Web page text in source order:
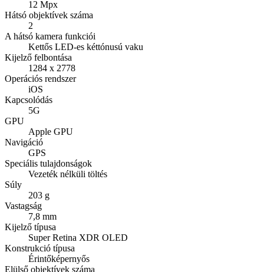
12 Mpx
Hátsó objektívek száma
2
A hátsó kamera funkciói
Kettős LED-es kéttónusú vaku
Kijelző felbontása
1284 x 2778
Operációs rendszer
iOS
Kapcsolódás
5G
GPU
Apple GPU
Navigáció
GPS
Speciális tulajdonságok
Vezeték nélküli töltés
Súly
203 g
Vastagság
7,8 mm
Kijelző típusa
Super Retina XDR OLED
Konstrukció típusa
Érintőképernyős
Elülső objektívek száma